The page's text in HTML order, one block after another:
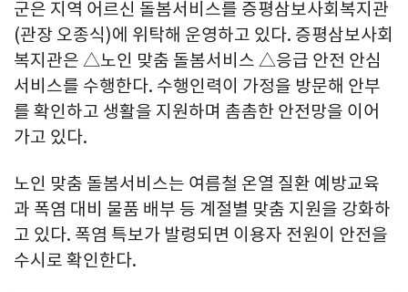
군은 지역 어르신 돌봄서비스를 증평삼보사회복지관
(관장 오종식)에 위탁해 운영하고 있다. 증평삼보사회
복지관은 △노인 맞춤 돌봄서비스 △응급 안전 안심
서비스를 수행한다. 수행인력이 가정을 방문해 안부
를 확인하고 생활을 지원하며 촘촘한 안전망을 이어
가고 있다.
노인 맞춤 돌봄서비스는 여름철 온열 질환 예방교육
과 폭염 대비 물품 배부 등 계절별 맞춤 지원을 강화하
고 있다. 폭염 특보가 발령되면 이용자 전원이 안전을
수시로 확인한다.